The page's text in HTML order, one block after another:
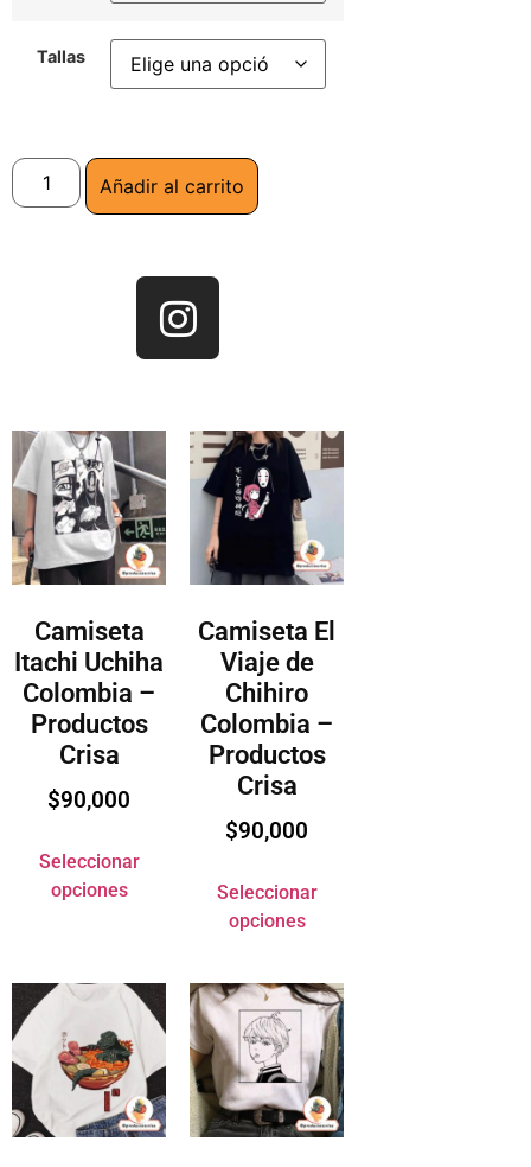
Tallas
Añadir al carrito
Camiseta
Itachi Uchiha
Colombia –
Productos
Crisa
$90,000
Seleccionar
opciones
Camiseta El
Viaje de
Chihiro
Colombia –
Productos
Crisa
$90,000
Seleccionar
opciones